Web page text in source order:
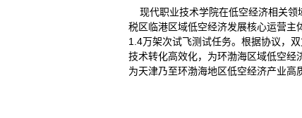
现代职业技术学院在低空经济相关领
税区临港区域低空经济发展核心运营
1.4万架次试飞测试任务。根据协议，
技术转化高效化，为环渤海区域低空经
为天津乃至环渤海地区低空经济产业高